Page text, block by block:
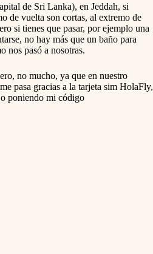
de Sri Lanka), en Jeddah, si
de vuelta son cortas, al extremo de
si tienes que pasar, por ejemplo una
no hay más que un baño para
nos pasó a nosotras.
no mucho, ya que en nuestro
pasa gracias a la tarjeta sim HolaFly,
o poniendo mi código